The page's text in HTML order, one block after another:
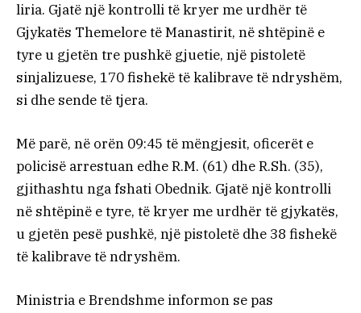
liria. Gjatë një kontrolli të kryer me urdhër të
Gjykatës Themelore të Manastirit, në shtëpinë e
tyre u gjetën tre pushkë gjuetie, një pistoletë
sinjalizuese, 170 fishekë të kalibrave të ndryshëm,
si dhe sende të tjera.
Më parë, në orën 09:45 të mëngjesit, oficerët e
policisë arrestuan edhe R.M. (61) dhe R.Sh. (35),
gjithashtu nga fshati Obednik. Gjatë një kontrolli
në shtëpinë e tyre, të kryer me urdhër të gjykatës,
u gjetën pesë pushkë, një pistoletë dhe 38 fishekë
të kalibrave të ndryshëm.
Ministria e Brendshme informon se pas